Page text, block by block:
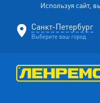
Используя сайт,
Санкт-Петербург
Выберите ваш город